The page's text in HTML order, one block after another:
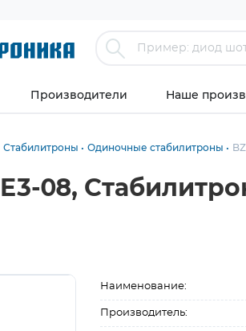
Производители Наше
Стабилитроны Одиночные стабилитроны
08,
Наименование:
Производитель: